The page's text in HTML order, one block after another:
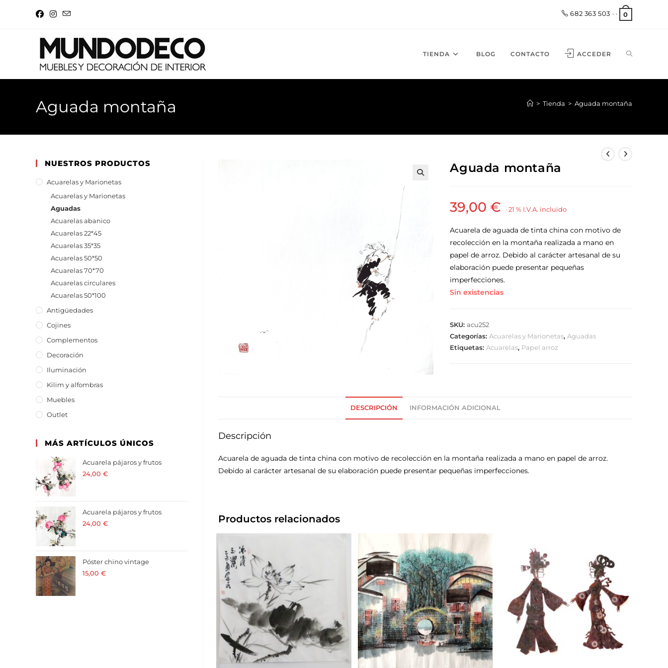
682 363 503 · · 0
TIENDA BLOG CONTACTO ACCEDER
Aguada montaña > Tienda > Aguada montaña
Aguada montaña
39,00€ · 21 % I.V.A. incluido
Acuarela de aguada de tinta china con motivo de
recolección en la montaña realizada a mano en
papel de arroz. Debido al carácter artesanal de su
elaboración puede presentar pequeñas
imperfecciones.
Sin existencias
SKU:acu252
Categorías:Acuarelas y Marionetas,Aguadas
Etiquetas:Acuarelas, Papel arroz
DESCRIPCIÓN INFORMACIÓN ADICIONAL
Descripción
Acuarela de aguada de tinta china con motivo de recolección en la montaña realizada a mano en papel de arroz.
Debido al carácter artesanal de su elaboración puede presentar pequeñas imperfecciones.
Productos relacionados
NUESTROS PRODUCTOS
Acuarelas y Marionetas
Acuarelas y Marionetas
Aguadas
Acuarelas abanico
Acuarelas 22*45
Acuarelas 35*35
Acuarelas 50*50
Acuarelas 70*70
Acuarelas circulares
Acuarelas 50*100
Antigüedades
Cojines
Complementos
Decoración
Iluminación
Kilim y alfombras
Muebles
Outlet
MÁS ARTÍCULOS ÚNICOS
Acuarela pájaros y frutos
24,00 €
Acuarela pájaros y frutos
24,00 €
Póster chino vintage
15,00 €